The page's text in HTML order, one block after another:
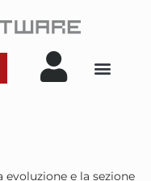
e la sezione